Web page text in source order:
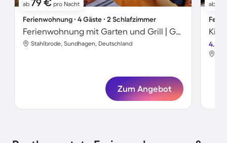
ab 79 € pro Nacht
Ferienwohnung ∙ 4 Gäste ∙ 2 Schlafzimmer
Ferienwohnung mit Garten und Grill | Gartenblick
Stahlbrode, Sundhagen, Deutschland
Zum Angebot
ab
4.7